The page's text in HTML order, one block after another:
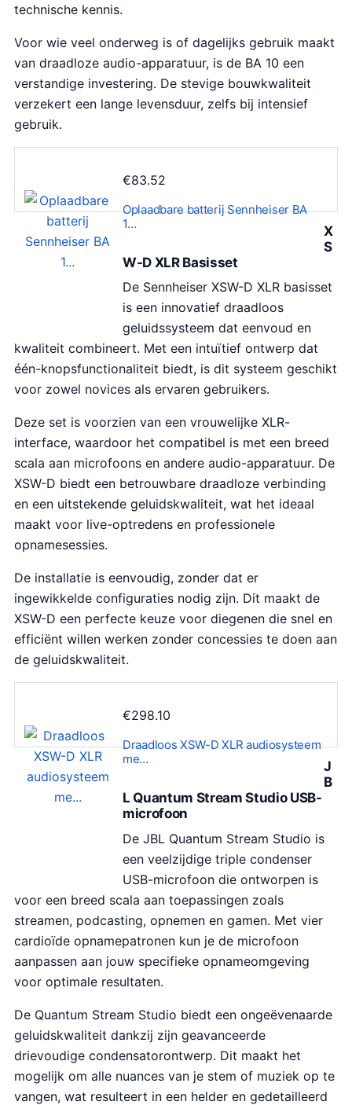
technische kennis.
Voor wie veel onderweg is of dagelijks gebruik maakt
van draadloze audio-apparatuur, is de BA 10 een
verstandige investering. De stevige bouwkwaliteit
verzekert een lange levensduur, zelfs bij intensief
gebruik.
€83.52
Oplaadbare batterij Sennheiser BA
1…
X
S
W-D XLR Basisset
De Sennheiser XSW-D XLR basisset
is een innovatief draadloos
geluidssysteem dat eenvoud en
kwaliteit combineert. Met een intuïtief ontwerp dat
één-knopsfunctionaliteit biedt, is dit systeem geschikt
voor zowel novices als ervaren gebruikers.
Deze set is voorzien van een vrouwelijke XLR-
interface, waardoor het compatibel is met een breed
scala aan microfoons en andere audio-apparatuur. De
XSW-D biedt een betrouwbare draadloze verbinding
en een uitstekende geluidskwaliteit, wat het ideaal
maakt voor live-optredens en professionele
opnamesessies.
De installatie is eenvoudig, zonder dat er
ingewikkelde configuraties nodig zijn. Dit maakt de
XSW-D een perfecte keuze voor diegenen die snel en
efficiënt willen werken zonder concessies te doen aan
de geluidskwaliteit.
€298.10
Draadloos XSW-D XLR audiosysteem
me…
J
B
L Quantum Stream Studio USB-
microfoon
De JBL Quantum Stream Studio is
een veelzijdige triple condenser
USB-microfoon die ontworpen is
voor een breed scala aan toepassingen zoals
streamen, podcasting, opnemen en gamen. Met vier
cardioïde opnamepatronen kun je de microfoon
aanpassen aan jouw specifieke opnameomgeving
voor optimale resultaten.
De Quantum Stream Studio biedt een ongeëvenaarde
geluidskwaliteit dankzij zijn geavanceerde
drievoudige condensatorontwerp. Dit maakt het
mogelijk om alle nuances van je stem of muziek op te
vangen, wat resulteert in een helder en gedetailleerd